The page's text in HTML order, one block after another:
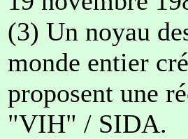
(3) Un noyau
monde entier
proposent une
"VIH" / SIDA.